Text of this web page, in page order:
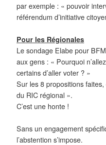
par exemple : « pouvoir
référendum d’initiative
Pour les Régionales
Le sondage Elabe pour
aux gens : « Pourquoi
certains d’aller voter ? »
Sur les 8 propositions faites,
du RIC régional ».
C’est une honte !
Sans un engagement
l’abstention s’impose.